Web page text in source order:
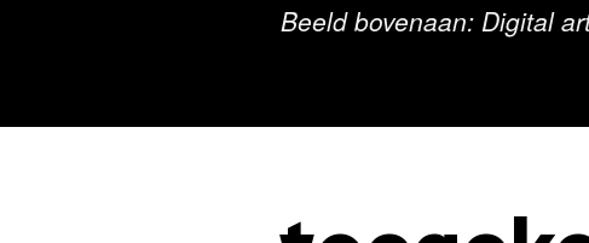
Beeld bovenaan: Digital